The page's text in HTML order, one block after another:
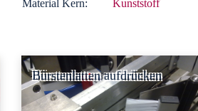
Material Kern:
Kunststoff
Bürstenlatten aufdrücken